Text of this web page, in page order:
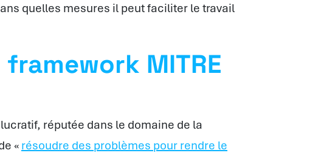
quelles mesures il peut faciliter le travail
MITRE
réputée dans le domaine de la
«résoudre des problèmes pour rendre le